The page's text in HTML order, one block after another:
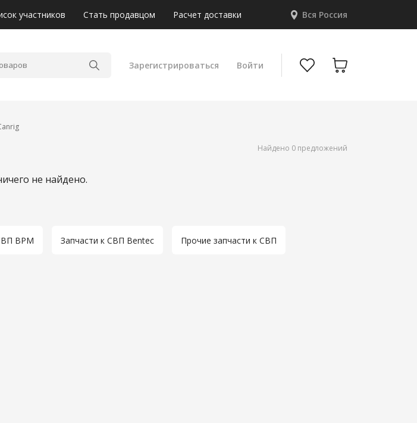
участников Стать продавцом Расчет доставки Вся Россия
Зарегистрироваться Войти
Найдено 0 предложений
не найдено.
BPM Запчасти к СВП Bentec Прочие запчасти к СВП